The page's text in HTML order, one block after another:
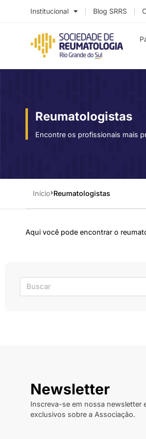
Institucional Blog SRRS
Reumatologistas
Encontre os profissionais mais
Início Reumatologistas
Aqui você pode encontrar o
Newsletter
Inscreva-se em nossa newsletter
exclusivos sobre a Associação.